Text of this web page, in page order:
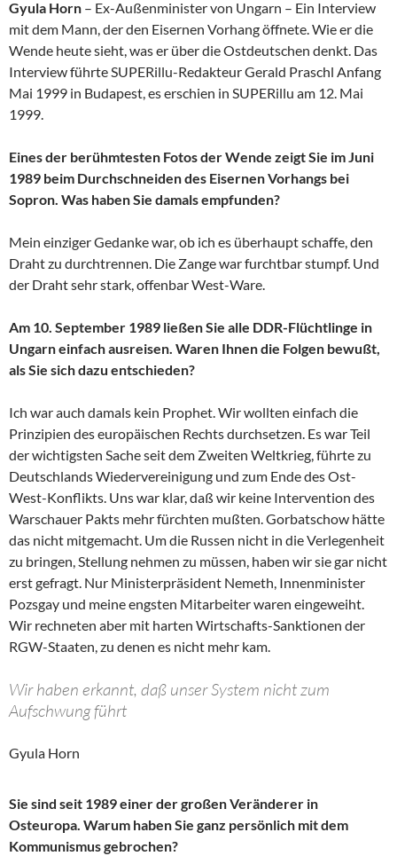
Gyula Horn – Ex-Außenminister von Ungarn – Ein Interview
mit dem Mann, der den Eisernen Vorhang öffnete. Wie er die
Wende heute sieht, was er über die Ostdeutschen denkt. Das
Interview führte SUPERillu-Redakteur Gerald Praschl Anfang
Mai 1999 in Budapest, es erschien in SUPERillu am 12. Mai
1999.
Eines der berühmtesten Fotos der Wende zeigt Sie im Juni
1989 beim Durchschneiden des Eisernen Vorhangs bei
Sopron. Was haben Sie damals empfunden?
Mein einziger Gedanke war, ob ich es überhaupt schaffe, den
Draht zu durchtrennen. Die Zange war furchtbar stumpf. Und
der Draht sehr stark, offenbar West-Ware.
Am 10. September 1989 ließen Sie alle DDR-Flüchtlinge in
Ungarn einfach ausreisen. Waren Ihnen die Folgen bewußt,
als Sie sich dazu entschieden?
Ich war auch damals kein Prophet. Wir wollten einfach die
Prinzipien des europäischen Rechts durchsetzen. Es war Teil
der wichtigsten Sache seit dem Zweiten Weltkrieg, führte zu
Deutschlands Wiedervereinigung und zum Ende des Ost-
West-Konflikts. Uns war klar, daß wir keine Intervention des
Warschauer Pakts mehr fürchten mußten. Gorbatschow hätte
das nicht mitgemacht. Um die Russen nicht in die Verlegenheit
zu bringen, Stellung nehmen zu müssen, haben wir sie gar nicht
erst gefragt. Nur Ministerpräsident Nemeth, Innenminister
Pozsgay und meine engsten Mitarbeiter waren eingeweiht.
Wir rechneten aber mit harten Wirtschafts-Sanktionen der
RGW-Staaten, zu denen es nicht mehr kam.
Wir haben erkannt, daß unser System nicht zum
Aufschwung führt
Gyula Horn
Sie sind seit 1989 einer der großen Veränderer in
Osteuropa. Warum haben Sie ganz persönlich mit dem
Kommunismus gebrochen?